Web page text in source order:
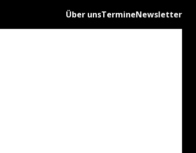
Über unsTermineNewsletter